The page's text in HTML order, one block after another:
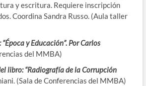
y escritura. Requiere inscripción
Coordina Sandra Russo. (Aula taller
y Educación”. Por Carlos
del MMBA)
libro: “Radiografía de la Corrupción
(Sala de Conferencias del MMBA)